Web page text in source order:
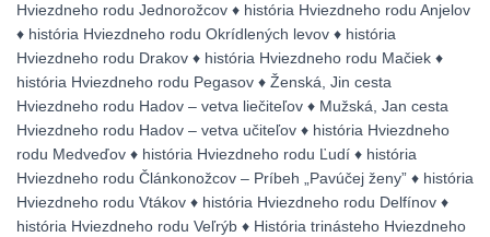
Hviezdneho rodu Jednorožcov ♦ história Hviezdneho rodu Anjelov
♦ história Hviezdneho rodu Okrídlených levov ♦ história
Hviezdneho rodu Drakov ♦ história Hviezdneho rodu Mačiek ♦
história Hviezdneho rodu Pegasov ♦ Ženská, Jin cesta
Hviezdneho rodu Hadov – vetva liečiteľov ♦ Mužská, Jan cesta
Hviezdneho rodu Hadov – vetva učiteľov ♦ história Hviezdneho
rodu Medveďov ♦ história Hviezdneho rodu Ľudí ♦ história
Hviezdneho rodu Článkonožcov – Príbeh „Pavúčej ženy” ♦ história
Hviezdneho rodu Vtákov ♦ história Hviezdneho rodu Delfínov ♦
história Hviezdneho rodu Veľrýb ♦ História trinásteho Hviezdneho